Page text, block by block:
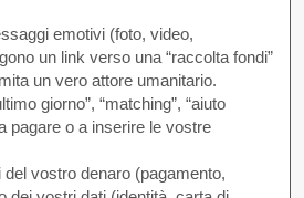
emotivi (foto, video,
un link verso una “raccolta fondi”
un vero attore umanitario.
giorno”, “matching”, “aiuto
pagare o a inserire le vostre
del vostro denaro (pagamento,